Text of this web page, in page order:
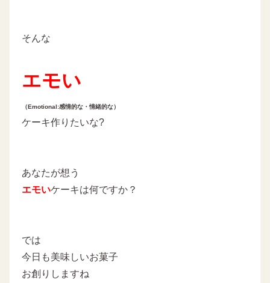
そんな
エモい
（Emotional:感情的な・情緒的な）
ケーキ作りたいな?
あなたが想う
エモいケーキは何ですか？
では
今日も美味しいお菓子
お創りしますね